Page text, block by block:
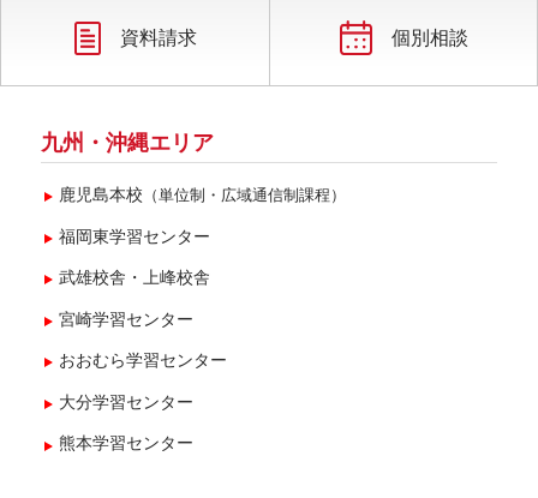
2025年2月(1)
資料請求 個別相談
九州・沖縄エリア
鹿児島本校 （単位制・広域通信制課程）
福岡東学習センター
武雄校舎・上峰校舎
宮崎学習センター
おおむら学習センター
大分学習センター
熊本学習センター